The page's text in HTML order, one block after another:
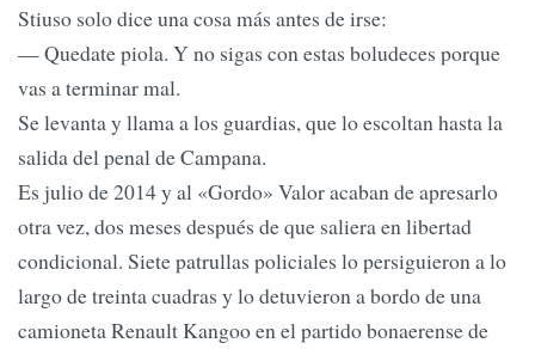
Stiuso solo dice una cosa más antes de irse:
— Quedate piola. Y no sigas con estas boludeces porque
vas a terminar mal.
Se levanta y llama a los guardias, que lo escoltan hasta la
salida del penal de Campana.
Es julio de 2014 y al «Gordo» Valor acaban de apresarlo
otra vez, dos meses después de que saliera en libertad
condicional. Siete patrullas policiales lo persiguieron a lo
largo de treinta cuadras y lo detuvieron a bordo de una
camioneta Renault Kangoo en el partido bonaerense de